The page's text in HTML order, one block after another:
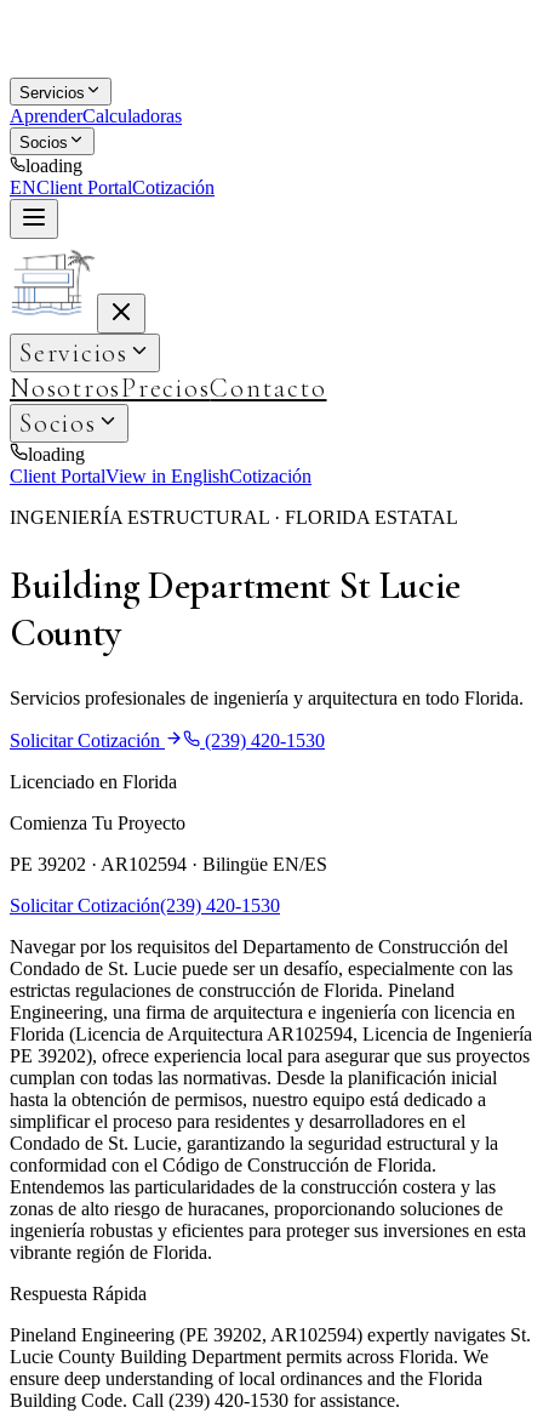
Servicios
AprenderCalculadoras
Socios
loading
ENClient PortalCotización
Servicios
NosotrosPreciosContacto
Socios
loading
Client PortalView in EnglishCotización
INGENIERÍA ESTRUCTURAL · FLORIDA ESTATAL
Building Department St Lucie
County
Servicios profesionales de ingeniería y arquitectura en todo Florida.
Solicitar Cotización
(239) 420-1530
Licenciado en Florida
Comienza Tu Proyecto
PE 39202 · AR102594 · Bilingüe EN/ES
Solicitar Cotización(239) 420-1530
Navegar por los requisitos del Departamento de Construcción del
Condado de St. Lucie puede ser un desafío, especialmente con las
estrictas regulaciones de construcción de Florida. Pineland
Engineering, una firma de arquitectura e ingeniería con licencia en
Florida (Licencia de Arquitectura AR102594, Licencia de Ingeniería
PE 39202), ofrece experiencia local para asegurar que sus proyectos
cumplan con todas las normativas. Desde la planificación inicial
hasta la obtención de permisos, nuestro equipo está dedicado a
simplificar el proceso para residentes y desarrolladores en el
Condado de St. Lucie, garantizando la seguridad estructural y la
conformidad con el Código de Construcción de Florida.
Entendemos las particularidades de la construcción costera y las
zonas de alto riesgo de huracanes, proporcionando soluciones de
ingeniería robustas y eficientes para proteger sus inversiones en esta
vibrante región de Florida.
Respuesta Rápida
Pineland Engineering (PE 39202, AR102594) expertly navigates St.
Lucie County Building Department permits across Florida. We
ensure deep understanding of local ordinances and the Florida
Building Code. Call (239) 420-1530 for assistance.